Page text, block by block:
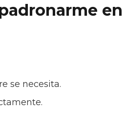
en
se necesita.